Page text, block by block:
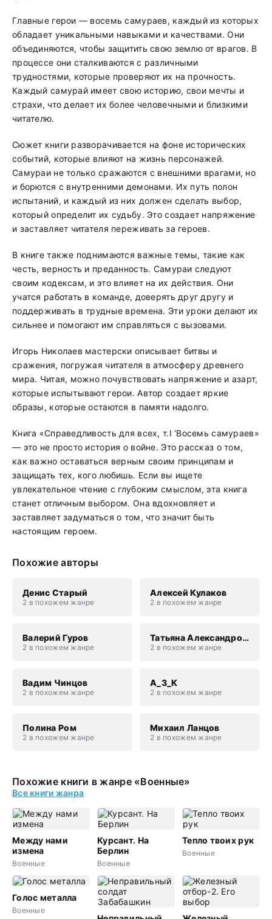
Главные герои — восемь самураев, каждый из которых
обладает уникальными навыками и качествами. Они
объединяются, чтобы защитить свою землю от врагов. В
процессе они сталкиваются с различными
трудностями, которые проверяют их на прочность.
Каждый самурай имеет свою историю, свои мечты и
страхи, что делает их более человечными и близкими
читателю.
Сюжет книги разворачивается на фоне исторических
событий, которые влияют на жизнь персонажей.
Самураи не только сражаются с внешними врагами, но
и борются с внутренними демонами. Их путь полон
испытаний, и каждый из них должен сделать выбор,
который определит их судьбу. Это создает напряжение
и заставляет читателя переживать за героев.
В книге также поднимаются важные темы, такие как
честь, верность и преданность. Самураи следуют
своим кодексам, и это влияет на их действия. Они
учатся работать в команде, доверять друг другу и
поддерживать в трудные времена. Эти уроки делают их
сильнее и помогают им справляться с вызовами.
Игорь Николаев мастерски описывает битвы и
сражения, погружая читателя в атмосферу древнего
мира. Читая, можно почувствовать напряжение и азарт,
которые испытывают герои. Автор создает яркие
образы, которые остаются в памяти надолго.
Книга «Справедливость для всех, т.I ‘Восемь самураев»
— это не просто история о войне. Это рассказ о том,
как важно оставаться верным своим принципам и
защищать тех, кого любишь. Если вы ищете
увлекательное чтение с глубоким смыслом, эта книга
станет отличным выбором. Она вдохновляет и
заставляет задуматься о том, что значит быть
настоящим героем.
Похожие авторы
Денис Старый
2 в похожем жанре
Алексей Кулаков
2 в похожем жанре
Валерий Гуров
2 в похожем жанре
Татьяна Александровна Захарова
2 в похожем жанре
Вадим Чинцов
2 в похожем жанре
А_З_К
2 в похожем жанре
Полина Ром
2 в похожем жанре
Михаил Ланцов
2 в похожем жанре
Похожие книги в жанре «Военные»
Все книги жанра
Между нами
измена
Военные
Курсант. На
Берлин
Военные
Тепло твоих рук
Военные
Голос металла
Военные